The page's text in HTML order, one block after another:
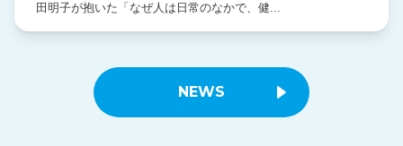
田明子が抱いた「なぜ人は日常のなかで、健...
NEWS